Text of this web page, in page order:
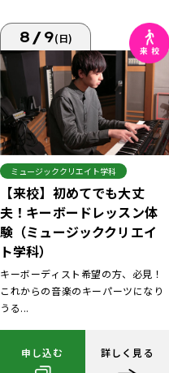
8/9(日)
ミュージッククリエイト学科
【来校】初めてでも大丈
夫！キーボードレッスン体
験（ミュージッククリエイ
ト学科）
キーボーディスト希望の方、必見！
これからの音楽のキーパーツになり
うる...
申し込む 詳しく見る